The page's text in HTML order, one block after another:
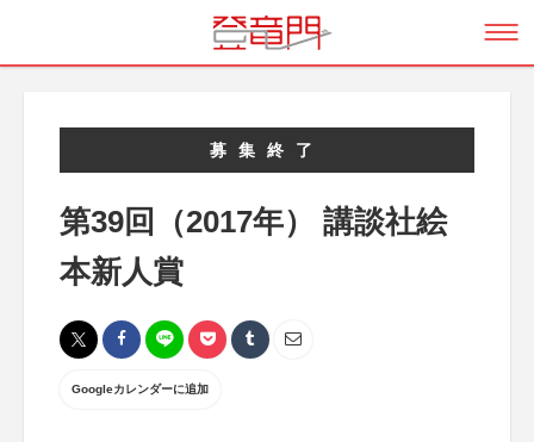
募集終了
第39回（2017年） 講談社絵
本新人賞
Googleカレンダーに追加